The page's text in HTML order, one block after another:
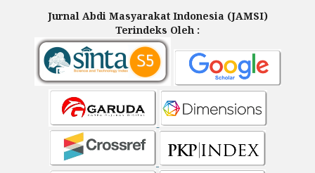
Jurnal Abdi Masyarakat Indonesia (JAMSI)
Terindeks Oleh :